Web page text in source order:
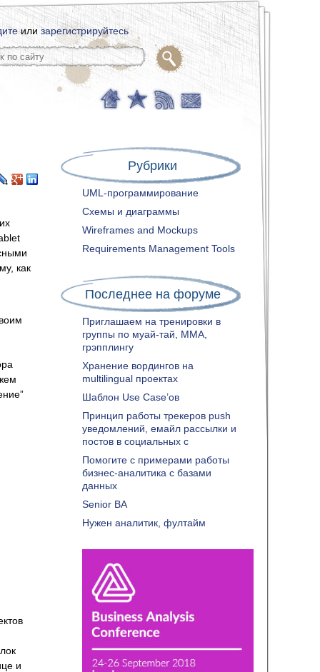
илизарегистрируйтесь
как
и
Рубрики
UML-программирование
Схемы и диаграммы
Wireframes and Mockups
Requirements Management Tools
Последнее на форуме
Приглашаем на тренировки в
группы по муай-тай, ММА,
грэпплингу
Хранение вордингов на
multilingual проектах
Шаблон Use Case’ов
Принцип работы трекеров push
уведомлений, емайл рассылки и
постов в социальных с
Помогите с примерами работы
бизнес-аналитика с базами
данных
Senior BA
Нужен аналитик, фултайм